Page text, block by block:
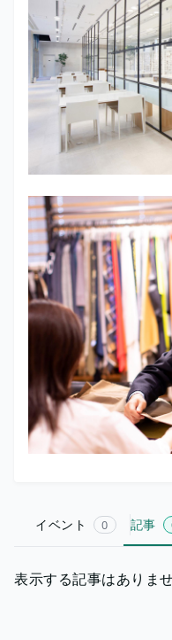
イベント 0 記事
表示する記事はありませ